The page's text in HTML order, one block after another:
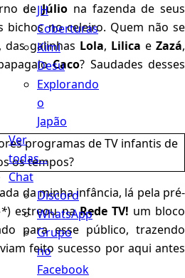
JH
Coberturas
Kimi
Desu
Explorando
o
Japão
Ver
todas...
Chat
Discord
WhatsApp
Grupo
no
Facebook
deJúlio na fazenda de seus
bichos no celeiro. Quem não se
, das galinhas Lola, Lilica eZazá,
Caco? Saudades desses
da minha infância, lá pela pré-
) estreou naRede TV! um bloco
para esse público, trazendo
feito sucesso por aqui antes